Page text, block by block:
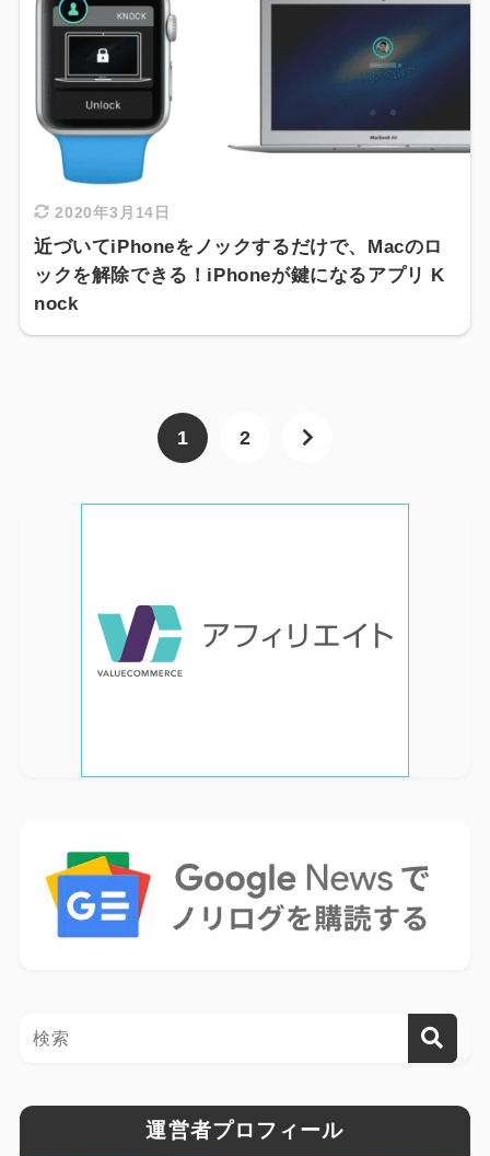
2020年3月14日
近づいてiPhoneをノックするだけで、Macのロ
ックを解除できる！iPhoneが鍵になるアプリ K
nock
1 2
運営者プロフィール